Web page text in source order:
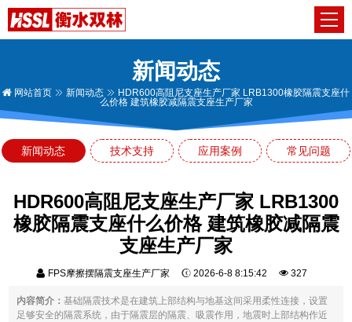
新闻动态
网站首页 新闻动态
HDR600高阻尼支座生产厂家 LRB1300橡胶隔震支座什
么价格 建筑橡胶减隔震支座生产厂家
新闻动态 技术支持 应用案例 常见问题
HDR600高阻尼支座生产厂家 LRB1300
橡胶隔震支座什么价格 建筑橡胶减隔震
支座生产厂家
FPS摩擦摆隔震支座生产厂家 2026-6-8 8:15:42 327
内容简介： 基础隔震技术是在建筑上部结构与地基这间采用柔性连接，设置
足够安全的隔震系统，由于隔震层的隔震、吸震作用，地震时上部结构作近